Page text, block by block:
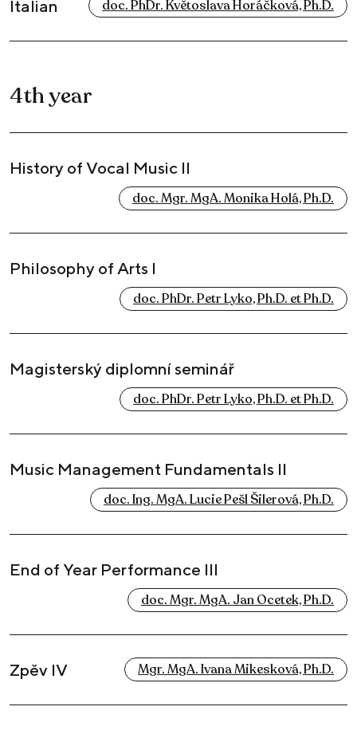
Italian doc. PhDr. Květoslava Horáčková, Ph.D.
4th year
History of Vocal Music II
doc. Mgr. MgA. Monika Holá, Ph.D.
Philosophy of Arts I
doc. PhDr. Petr Lyko, Ph.D. et Ph.D.
Magisterský diplomní seminář
doc. PhDr. Petr Lyko, Ph.D. et Ph.D.
Music Management Fundamentals II
doc. Ing. MgA. Lucie Pešl Šilerová, Ph.D.
End of Year Performance III
doc. Mgr. MgA. Jan Ocetek, Ph.D.
Zpěv IV Mgr. MgA. Ivana Mikesková, Ph.D.